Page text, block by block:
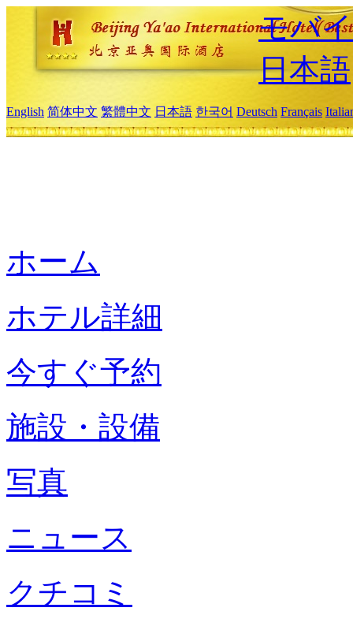
モバ
日本語
English 简体中文 繁體中文 日本語 한국어 Deutsch Français
ホーム
ホテル詳細
今すぐ予約
施設・設備
写真
ニュース
クチコミ